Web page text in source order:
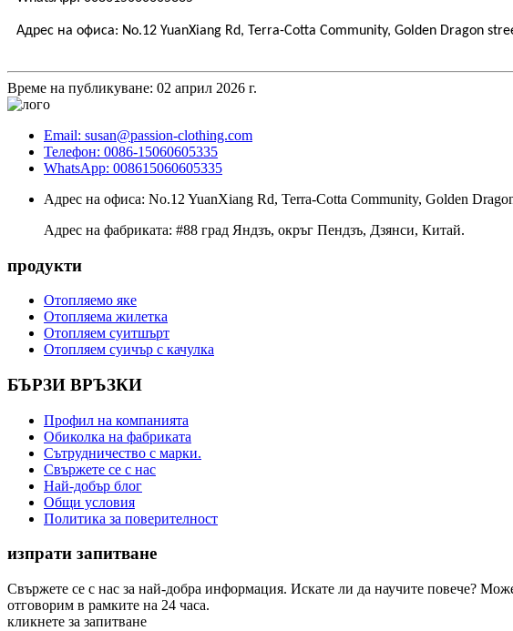
Адрес на офиса: No.12 YuanXiang Rd, Terra-Cotta Community, Golden Dragon
Време на публикуване: 02 април 2026 г.
Email: susan@passion-clothing.com
Телефон: 0086-15060605335
WhatsApp: 008615060605335
Адрес на офиса: No.12 YuanXiang Rd, Terra-Cotta Community, Golden
Адрес на фабриката: #88 град Яндзъ, окръг Пендзъ, Дзянси, Китай.
продукти
Отопляемо яке
Отопляема жилетка
Отопляем суитшърт
Отопляем суичър с качулка
БЪРЗИ ВРЪЗКИ
Профил на компанията
Обиколка на фабриката
Сътрудничество с марки.
Свържете се с нас
Най-добър блог
Общи условия
Политика за поверителност
изпрати запитване
Свържете се с нас за най-добра информация. Искате ли да научите повече?
отговорим в рамките на 24 часа.
кликнете за запитване